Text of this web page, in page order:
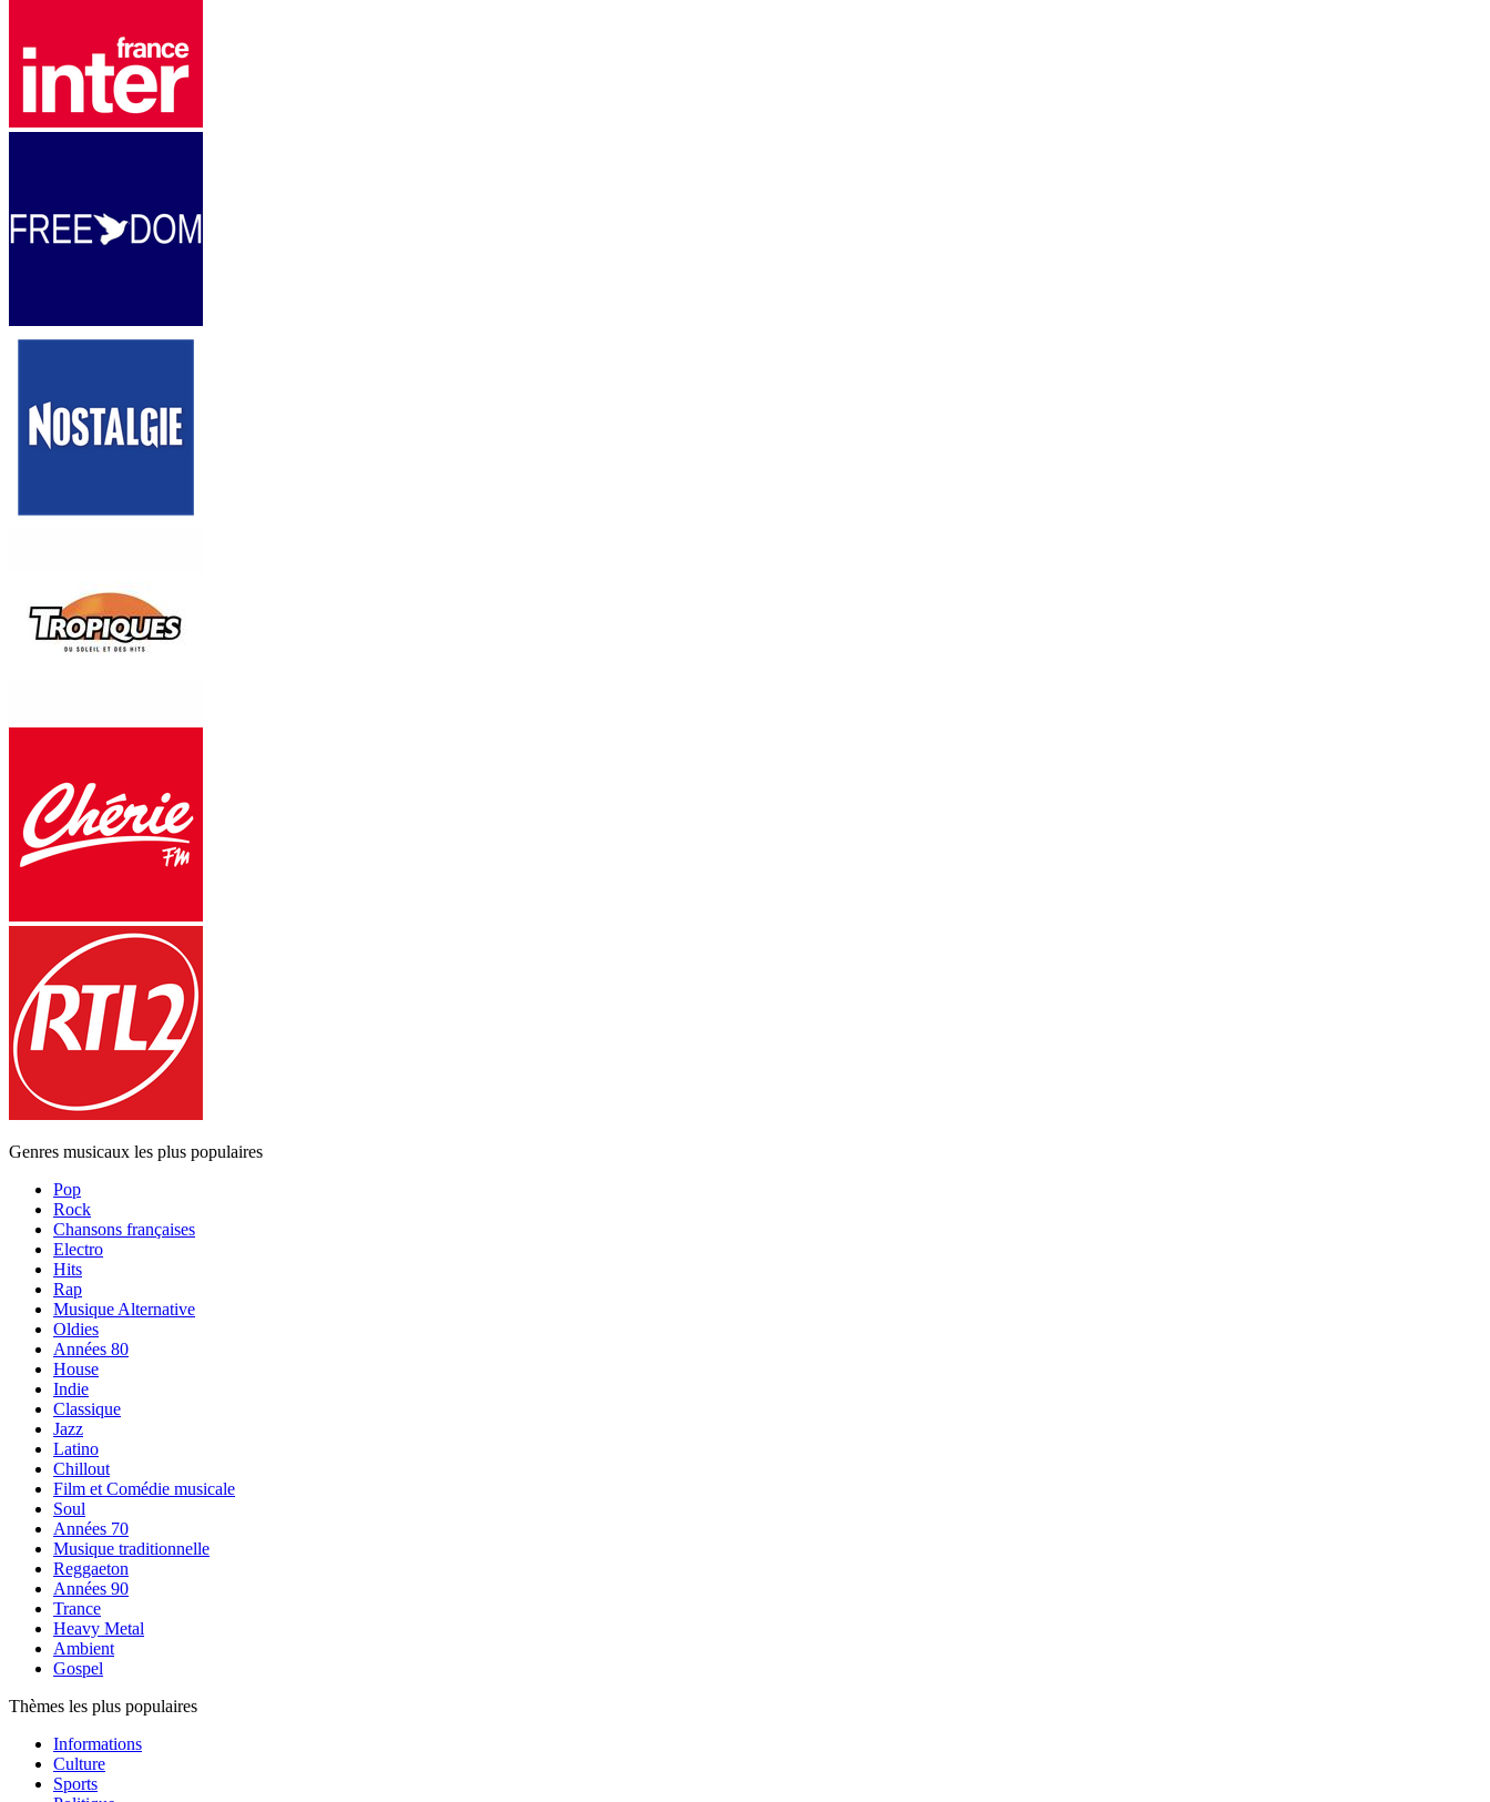
Genres musicaux les plus populaires
Pop
Rock
Chansons françaises
Electro
Hits
Rap
Musique Alternative
Oldies
Années 80
House
Indie
Classique
Jazz
Latino
Chillout
Film et Comédie musicale
Soul
Années 70
Musique traditionnelle
Reggaeton
Années 90
Trance
Heavy Metal
Ambient
Gospel
Thèmes les plus populaires
Informations
Culture
Sports